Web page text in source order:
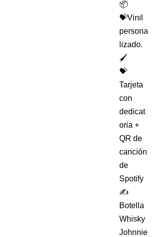
📦
💝Vinil
persona
lizado.
🖌
💝
Tarjeta
con
dedicat
oria +
QR de
canción
de
Spotify
✍️
Botella
Whisky
Johnnie